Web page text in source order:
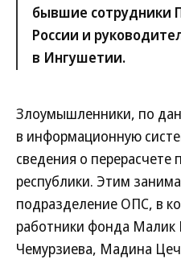
бывшие сотрудники
России и
в Ингушетии.
Злоумышленники, по
в информационную
сведения о перерасчете
республики. Этим
подразделение ОПС, в
работники фонда Малик
Чемурзиева, Мадина